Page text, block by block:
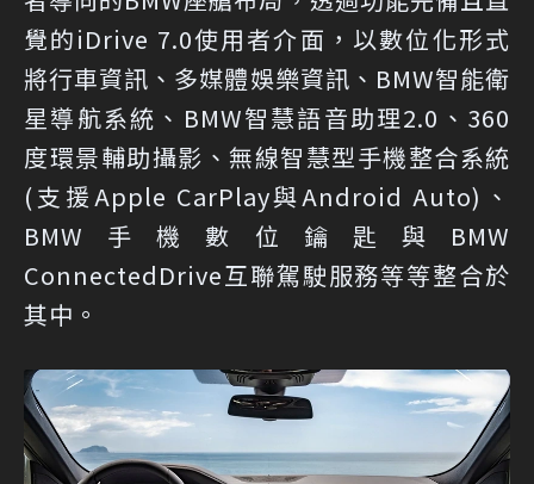
覺的iDrive 7.0使用者介面，以數位化形式
將行車資訊、多媒體娛樂資訊、BMW智能衛
星導航系統、BMW智慧語音助理2.0、360
度環景輔助攝影、無線智慧型手機整合系統
(支援Apple CarPlay與Android Auto)、
BMW手機數位鑰匙與BMW
ConnectedDrive互聯駕駛服務等等整合於
其中。